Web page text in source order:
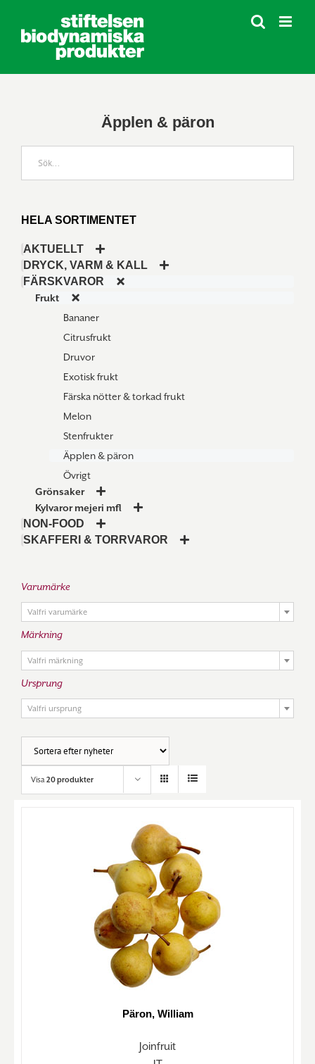
innehållet
Äpplen & päron
Visa 20 produkter
Päron, William
Joinfruit
HELA SORTIMENTET
AKTUELLT
DRYCK, VARM & KALL
FÄRSKVAROR
Frukt
Bananer
Citrusfrukt
Druvor
Exotisk frukt
Färska nötter & torkad frukt
Melon
Stenfrukter
Äpplen & päron
Övrigt
Grönsaker
Kylvaror mejeri mfl
NON-FOOD
SKAFFERI & TORRVAROR
Varumärke
Valfri varumärke
Märkning
Valfri märkning
Ursprung
Valfri ursprung